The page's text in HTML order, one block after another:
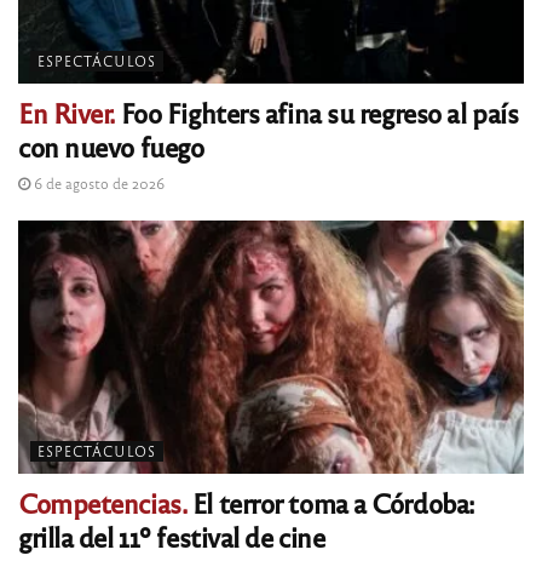
ESPECTÁCULOS
En River. Foo Fighters afina su regreso al país
con nuevo fuego
6 de agosto de 2026
ESPECTÁCULOS
Competencias.El terror toma a Córdoba:
grilla del 11º festival de cine